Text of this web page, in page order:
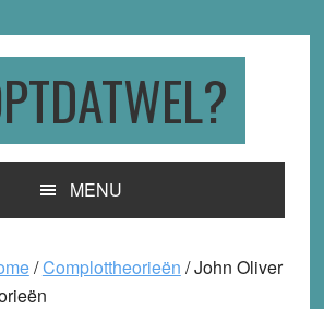
MENU
/Complottheorieën /John Oliver